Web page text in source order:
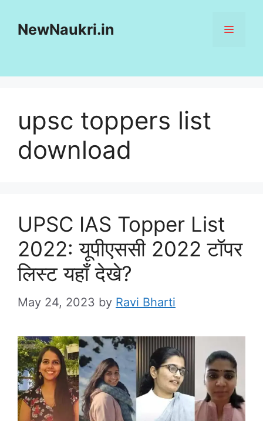
NewNaukri.in MENU
upsc toppers list
download
UPSC IAS Topper List
2022: यूपीएससी 2022 टॉपर
लिस्ट यहाँ देखे?
May 24, 2023 by Ravi Bharti